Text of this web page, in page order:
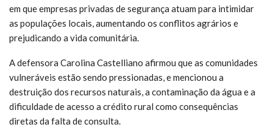
em que empresas privadas de segurança atuam para intimidar
as populações locais, aumentando os conflitos agrários e
prejudicando a vida comunitária.
A defensora Carolina Castelliano afirmou que as comunidades
vulneráveis estão sendo pressionadas, e mencionou a
destruição dos recursos naturais, a contaminação da água e a
dificuldade de acesso a crédito rural como consequências
diretas da falta de consulta.